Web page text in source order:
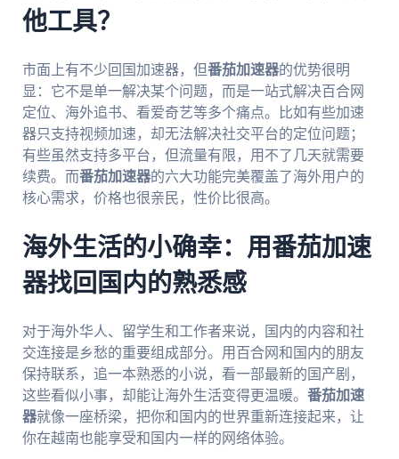
他工具？
市面上有不少回国加速器，但番茄加速器的优势很明
显：它不是单一解决某个问题，而是一站式解决百合网
定位、海外追书、看爱奇艺等多个痛点。比如有些加速
器只支持视频加速，却无法解决社交平台的定位问题；
有些虽然支持多平台，但流量有限，用不了几天就需要
续费。而番茄加速器的六大功能完美覆盖了海外用户的
核心需求，价格也很亲民，性价比很高。
海外生活的小确幸：用番茄加速
器找回国内的熟悉感
对于海外华人、留学生和工作者来说，国内的内容和社
交连接是乡愁的重要组成部分。用百合网和国内的朋友
保持联系，追一本熟悉的小说，看一部最新的国产剧，
这些看似小事，却能让海外生活变得更温暖。 番茄加速
器就像一座桥梁，把你和国内的世界重新连接起来，让
你在越南也能享受和国内一样的网络体验。